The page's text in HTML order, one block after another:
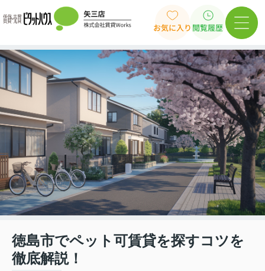
お気に入り 閲覧履歴
徳島市でペット可賃貸を探すコツを
徹底解説！